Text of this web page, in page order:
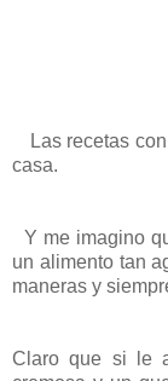
Las recetas
casa.
Y me imagino
un alimento tan
maneras y
Claro que si le